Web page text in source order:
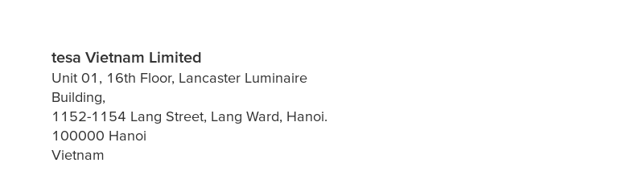
tesa Vietnam Limited
Unit 01, 16th Floor, Lancaster Luminaire
Building,
1152-1154 Lang Street, Lang Ward, Hanoi.
100000 Hanoi
Vietnam